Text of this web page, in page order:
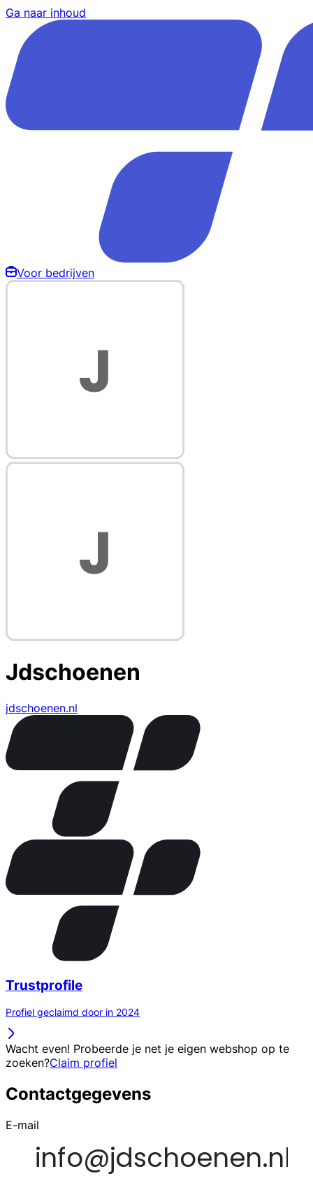
Ga naar inhoud
Voor bedrijven
Jdschoenen
jdschoenen.nl
Trustprofile
Profiel geclaimd door in 2024
Wacht even! Probeerde je net je eigen webshop op te
zoeken?Claim profiel
Contactgegevens
E-mail